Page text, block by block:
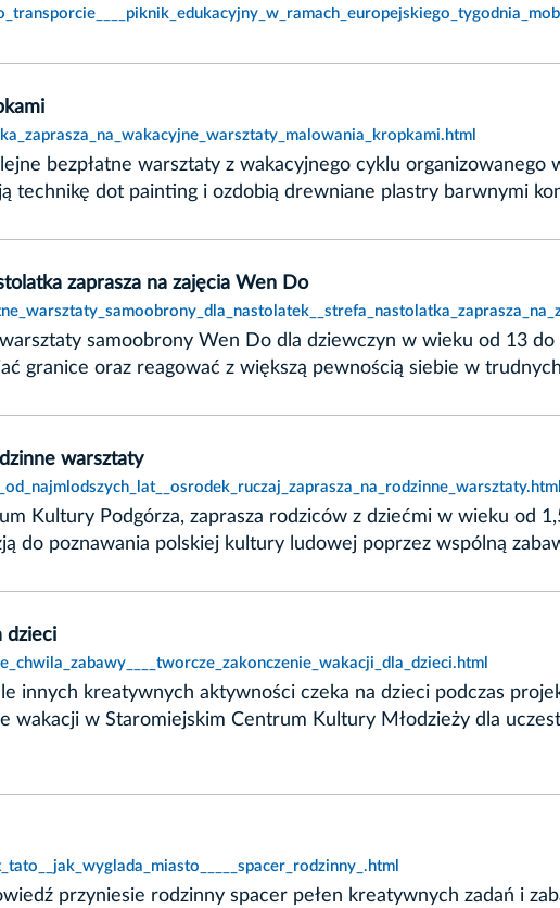
bezpłatne warsztaty z wakacyjnego cyklu organizowanego
technikę dot painting i ozdobią drewniane plastry barwnymi
zaprasza na zajęcia Wen Do
samoobrony Wen Do dla dziewczyn w wieku od 13 do
granice oraz reagować z większą pewnością siebie w
warsztaty
Kultury Podgórza, zaprasza rodziców z dziećmi w wieku od
do poznawania polskiej kultury ludowej poprzez wspólną
dzieci
innych kreatywnych aktywności czeka na dzieci podczas
wakacji w Staromiejskim Centrum Kultury Młodzieży dla
przyniesie rodzinny spacer pełen kreatywnych zadań i